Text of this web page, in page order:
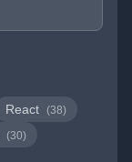
React (38)
(30)